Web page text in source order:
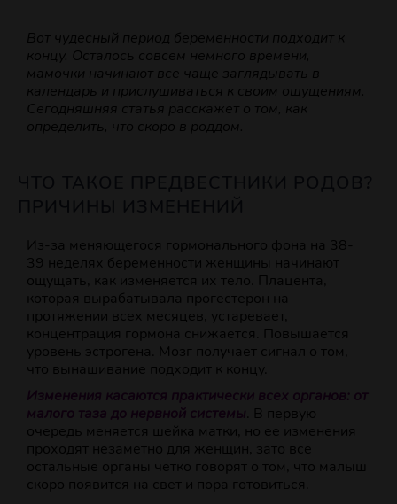
Вот чудесный период беременности подходит к
концу. Осталось совсем немного времени,
мамочки начинают все чаще заглядывать в
календарь и прислушиваться к своим ощущениям.
Сегодняшняя статья расскажет о том, как
определить, что скоро в роддом.
Из-за меняющегося гормонального фона на 38-
39 неделях беременности женщины начинают
ощущать, как изменяется их тело. Плацента,
которая вырабатывала прогестерон на
протяжении всех месяцев, устаревает,
концентрация гормона снижается. Повышается
уровень эстрогена. Мозг получает сигнал о том,
что вынашивание подходит к концу.
Изменения касаются практически всех органов: от
малого таза до нервной системы . В первую
очередь меняется шейка матки, но ее изменения
проходят незаметно для женщин, зато все
остальные органы четко говорят о том, что малыш
скоро появится на свет и пора готовиться.